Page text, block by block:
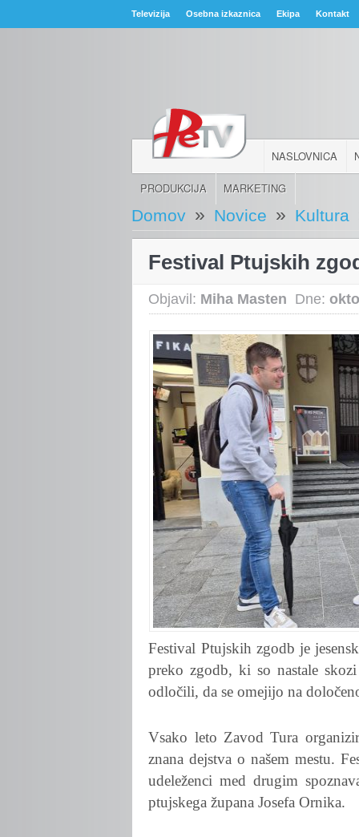
Televizija Osebna izkaznica Ekipa Kontakt
NASLOVNICA
PRODUKCIJA MARKETING
Domov » Novice » Kultura
Festival Ptujskih
Objavil: Miha Masten Dne:
Festival Ptujskih zgodb je
preko zgodb, ki so nastale
odločili, da se omejijo na
Vsako leto Zavod Tura
znana dejstva o našem mestu.
udeleženci med drugim
ptujskega župana Josefa Ornika.